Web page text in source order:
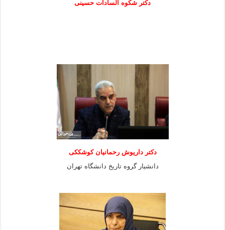
دكتر شكوه السادات حسينی
دکتر داریوش رحمانیان کوشککی
دانشیار گروه تاریخ دانشگاه تهران